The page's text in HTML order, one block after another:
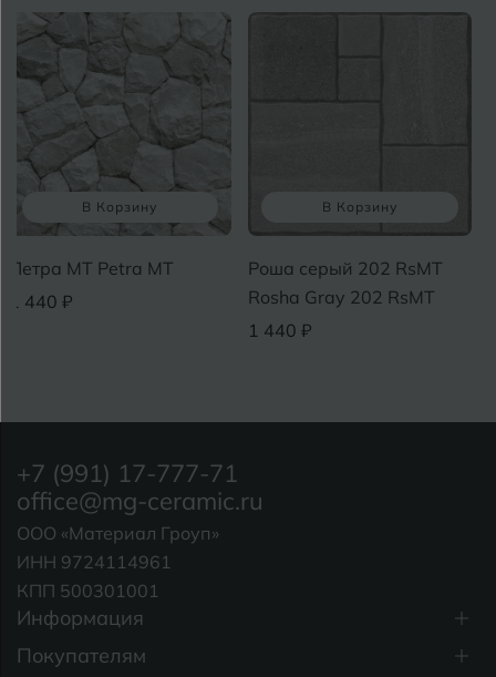
В Корзину
Петра MT Petra MT
1 440 ₽
В Корзину
Роша серый 202 RsMT
Rosha Gray 202 RsMT
1 440 ₽
Информация
Покупателям
+7 (991) 17-777-71
office@mg-ceramic.ru
ООО «Материал Гроуп»
ИНН 9724114961
КПП 500301001